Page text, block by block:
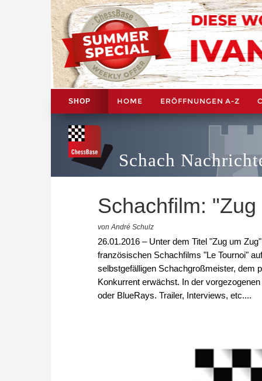
SHOP HOME ERÖFFNUNGEN A-Z
Schach
Schachfilm:
von André Schulz
26.01.2016 – Unter dem Titel "Zug um
französischen Schachfilms "Le Tournoi"
selbstgefälligen Schachgroßmeister, dem
Konkurrent erwächst. In der
oder BlueRays. Trailer, Interviews, etc....